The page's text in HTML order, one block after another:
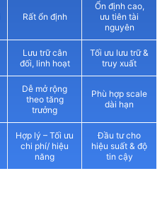
Rất ổn định
Ổn định cao,
ưu tiên tài
nguyên
Lưu trữ cân
đối, linh hoạt
Tối ưu lưu trữ &
truy xuất
Dễ mở rộng
theo tăng
trưởng
Phù hợp scale
dài hạn
Hợp lý – Tối ưu
chi phí/ hiệu
năng
Đầu tư cho
hiệu suất & độ
tin cậy